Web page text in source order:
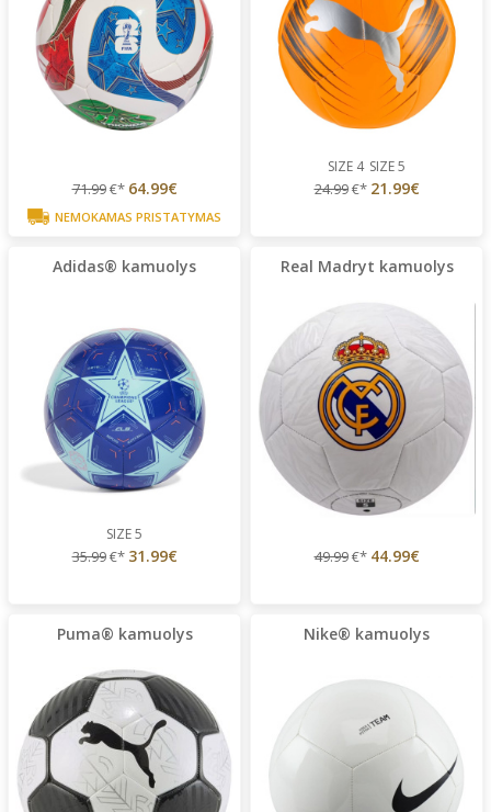
71.99€* 64.99€
NEMOKAMAS PRISTATYMAS
SIZE 4 SIZE 5
24.99€* 21.99€
Adidas® kamuolys
SIZE 5
35.99€* 31.99€
Real Madryt kamuolys
49.99€* 44.99€
Puma® kamuolys Nike® kamuolys